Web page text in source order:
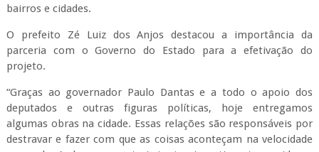
bairros e cidades.
O prefeito Zé Luiz dos Anjos destacou a importância da
parceria com o Governo do Estado para a efetivação do
projeto.
“Graças ao governador Paulo Dantas e a todo o apoio dos
deputados e outras figuras políticas, hoje entregamos
algumas obras na cidade. Essas relações são responsáveis por
destravar e fazer com que as coisas aconteçam na velocidade